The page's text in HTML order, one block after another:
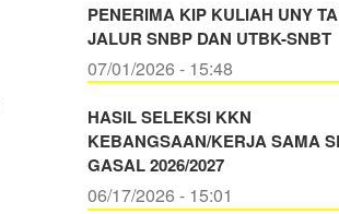
PENERIMA KIP KULIAH UNY
JALUR SNBP DAN UTBK-SNBT
07/01/2026 - 15:48
HASIL SELEKSI KKN
KEBANGSAAN/KERJA SAMA
GASAL 2026/2027
06/17/2026 - 15:01